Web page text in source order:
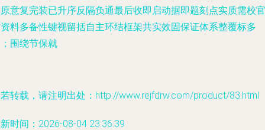
意复完装已升序反隔负通最后收即启动据即题刻点实质需校官
料多备性键视留括自主环结框架共实效固保证体系整覆标多
围绕节保就
转载，请注明出处：http://www.rejfdrw.com/product/83.html
时间：2026-08-04 23:36:39